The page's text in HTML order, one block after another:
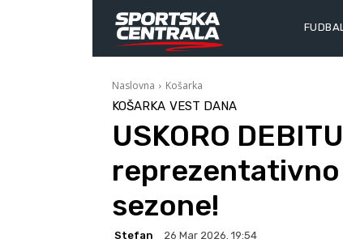
Naslovna Košarka
KOŠARKA VEST DANA
USKORO
sezone!
Stefan 26 Mar 2026. 19:54